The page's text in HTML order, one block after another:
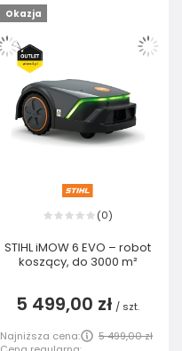
Okazja
(0)
STIHL iMOW 6 EVO – robot
koszący, do 3000 m²
5 499,00 zł / szt.
Najniższa cena:
5 499,00 zł